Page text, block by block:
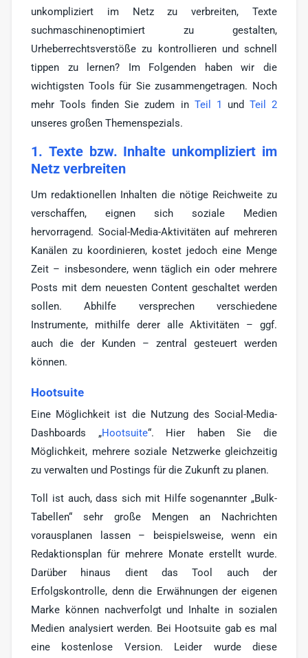
unkompliziert im Netz zu verbreiten, Texte
suchmaschinenoptimiert zu gestalten,
Urheberrechtsverstöße zu kontrollieren und schnell
tippen zu lernen? Im Folgenden haben wir die
wichtigsten Tools für Sie zusammengetragen. Noch
mehr Tools finden Sie zudem in Teil 1 und Teil 2
unseres großen Themenspezials.
1. Texte bzw. Inhalte unkompliziert im
Netz verbreiten
Um redaktionellen Inhalten die nötige Reichweite zu
verschaffen, eignen sich soziale Medien
hervorragend. Social-Media-Aktivitäten auf mehreren
Kanälen zu koordinieren, kostet jedoch eine Menge
Zeit – insbesondere, wenn täglich ein oder mehrere
Posts mit dem neuesten Content geschaltet werden
sollen. Abhilfe versprechen verschiedene
Instrumente, mithilfe derer alle Aktivitäten – ggf.
auch die der Kunden – zentral gesteuert werden
können.
Hootsuite
Eine Möglichkeit ist die Nutzung des Social-Media-
Dashboards „Hootsuite“. Hier haben Sie die
Möglichkeit, mehrere soziale Netzwerke gleichzeitig
zu verwalten und Postings für die Zukunft zu planen.
Toll ist auch, dass sich mit Hilfe sogenannter „Bulk-
Tabellen“ sehr große Mengen an Nachrichten
vorausplanen lassen – beispielsweise, wenn ein
Redaktionsplan für mehrere Monate erstellt wurde.
Darüber hinaus dient das Tool auch der
Erfolgskontrolle, denn die Erwähnungen der eigenen
Marke können nachverfolgt und Inhalte in sozialen
Medien analysiert werden. Bei Hootsuite gab es mal
eine kostenlose Version. Leider wurde diese